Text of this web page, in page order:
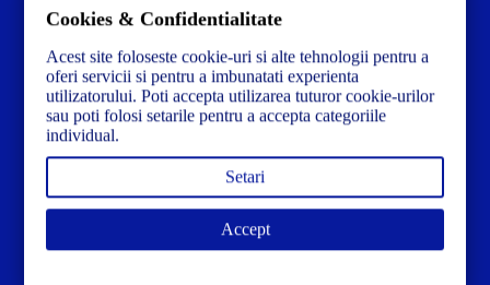
Contacteză-ne la:✉️contact@concrete-forma.com
Str. Dacia Nr 12 Ineu, Arad 315300 Romania
Cookies & Confidentialitate
Acest site foloseste cookie-uri si alte tehnologii pentru a
oferi servicii si pentru a imbunatati experienta
utilizatorului. Poti accepta utilizarea tuturor cookie-urilor
sau poti folosi setarile pentru a accepta categoriile
individual.
Setari
Accept